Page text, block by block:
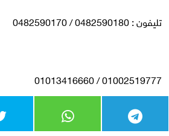
تليفون : 0482590180 / 0482590170
01002519777 / 01013416660